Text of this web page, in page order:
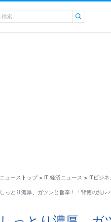
ニューストップ > IT 経済ニュース > ITビジネ
しっとり濃厚、ガツンと旨辛！「背徳の純レ